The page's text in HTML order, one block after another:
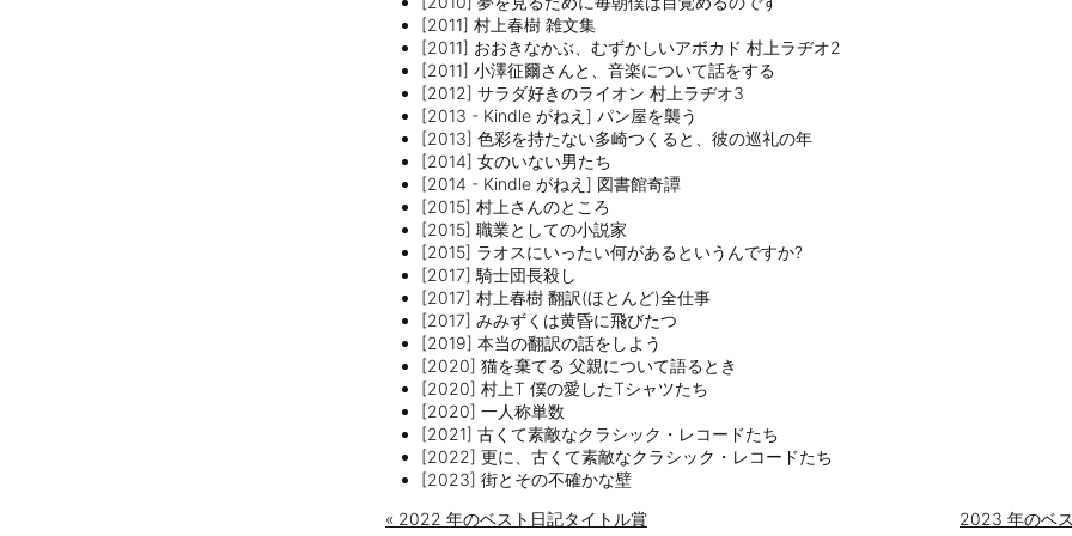
[2011] 村上春樹 雑文集
[2011] おおきなかぶ、むずかしいアボカド 村上ラヂオ2
[2011] 小澤征爾さんと、音楽について話をする
[2012] サラダ好きのライオン 村上ラヂオ3
[2013 - Kindle がねえ] パン屋を襲う
[2013] 色彩を持たない多崎つくると、彼の巡礼の年
[2014] 女のいない男たち
[2014 - Kindle がねえ] 図書館奇譚
[2015] 村上さんのところ
[2015] 職業としての小説家
[2015] ラオスにいったい何があるというんですか?
[2017] 騎士団長殺し
[2017] 村上春樹 翻訳(ほとんど)全仕事
[2017] みみずくは黄昏に飛びたつ
[2019] 本当の翻訳の話をしよう
[2020] 猫を棄てる 父親について語るとき
[2020] 村上T 僕の愛したTシャツたち
[2020] 一人称単数
[2021] 古くて素敵なクラシック・レコードたち
[2022] 更に、古くて素敵なクラシック・レコードたち
[2023] 街とその不確かな壁
« 2022 年のベスト日記タイトル賞
2023 年のベ